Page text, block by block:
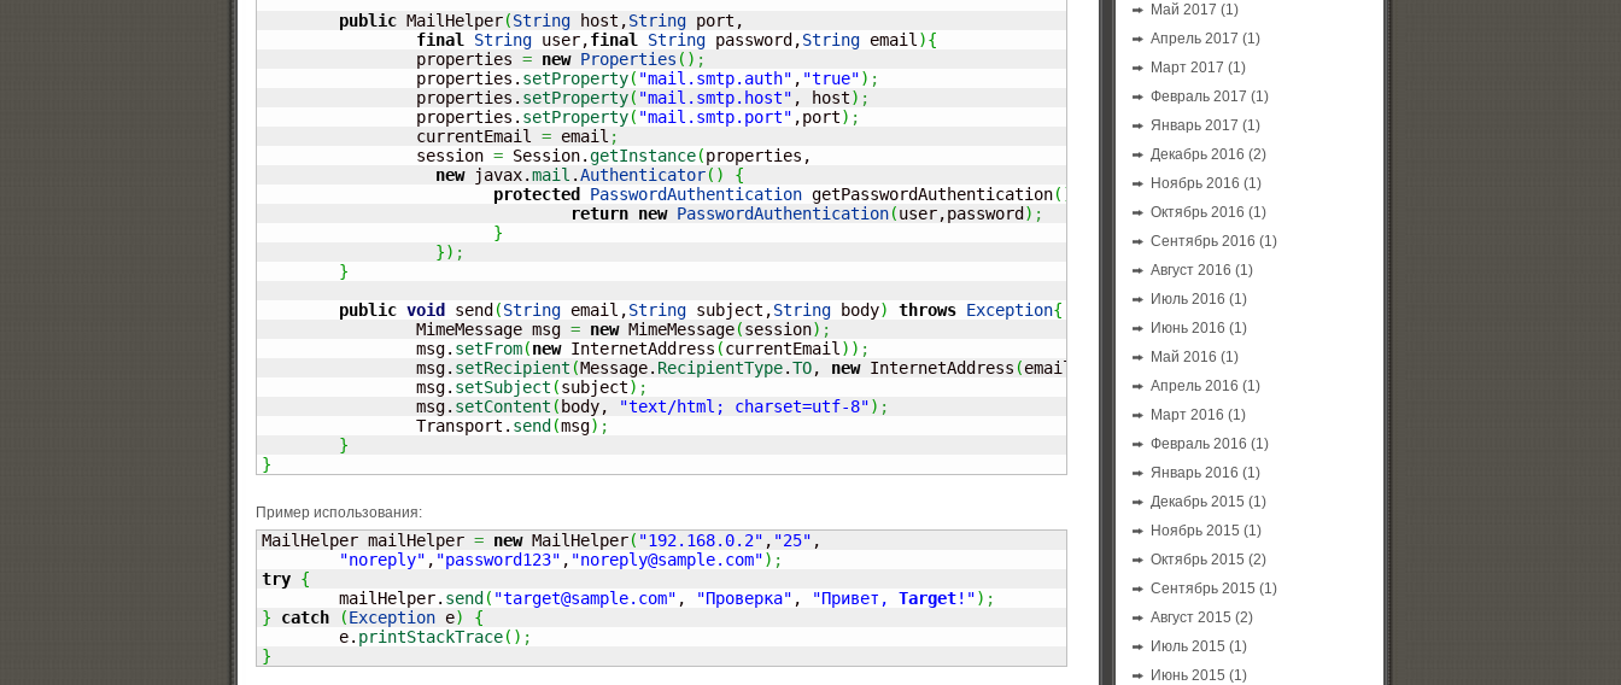
public MailHelper(String host,String port,
final
String user,final String password,String email ){
		properties
= new Properties ( ) ;
		properties.
setProperty( "mail.smtp.auth" , "true") ;
		properties.
setProperty( "mail.smtp.host" , host) ;
		properties.
setProperty( "mail.smtp.port" ,port) ;
		currentEmail
= email ;
		session
= Session.getInstance(properties,
new javax.mail .Authenticator( )
{
protected
PasswordAuthentication getPasswordAuthentication( )
return new PasswordAuthentication(user,password ) ;
}
}) ;
}
public void send (String email,String subject,String body) throws Exception{
		MimeMessage msg
= new MimeMessage(session) ;
		msg.
setFrom(new InternetAddress (currentEmail ) ) ;
		msg.
setRecipient (Message. RecipientType.TO, new InternetAddress (email
		msg.
setSubject (subject) ;
		msg.
setContent ( body, "text/html; charset=utf-8") ;
		Transport.
send (msg) ;
}
}
Пример использования:
MailHelper mailHelper = new MailHelper( "192.168.0.2" , "25" ,
"noreply" , "password123" , "noreply@sample.com") ;
try {
	mailHelper.
send ( "target@sample.com" , "Проверка" , "Привет, Target!") ;
}
catch (Exception e)
{
	e.
printStackTrace( ) ;
}
Май 2017 (1)
Апрель 2017 (1)
Март 2017 (1)
Февраль 2017 (1)
Январь 2017 (1)
Декабрь 2016 (2)
Ноябрь 2016 (1)
Октябрь 2016 (1)
Сентябрь 2016 (1)
Август 2016 (1)
Июль 2016 (1)
Июнь 2016 (1)
Май 2016 (1)
Апрель 2016 (1)
Март 2016 (1)
Февраль 2016 (1)
Январь 2016 (1)
Декабрь 2015 (1)
Ноябрь 2015 (1)
Октябрь 2015 (2)
Сентябрь 2015 (1)
Август 2015 (2)
Июль 2015 (1)
Июнь 2015 (1)